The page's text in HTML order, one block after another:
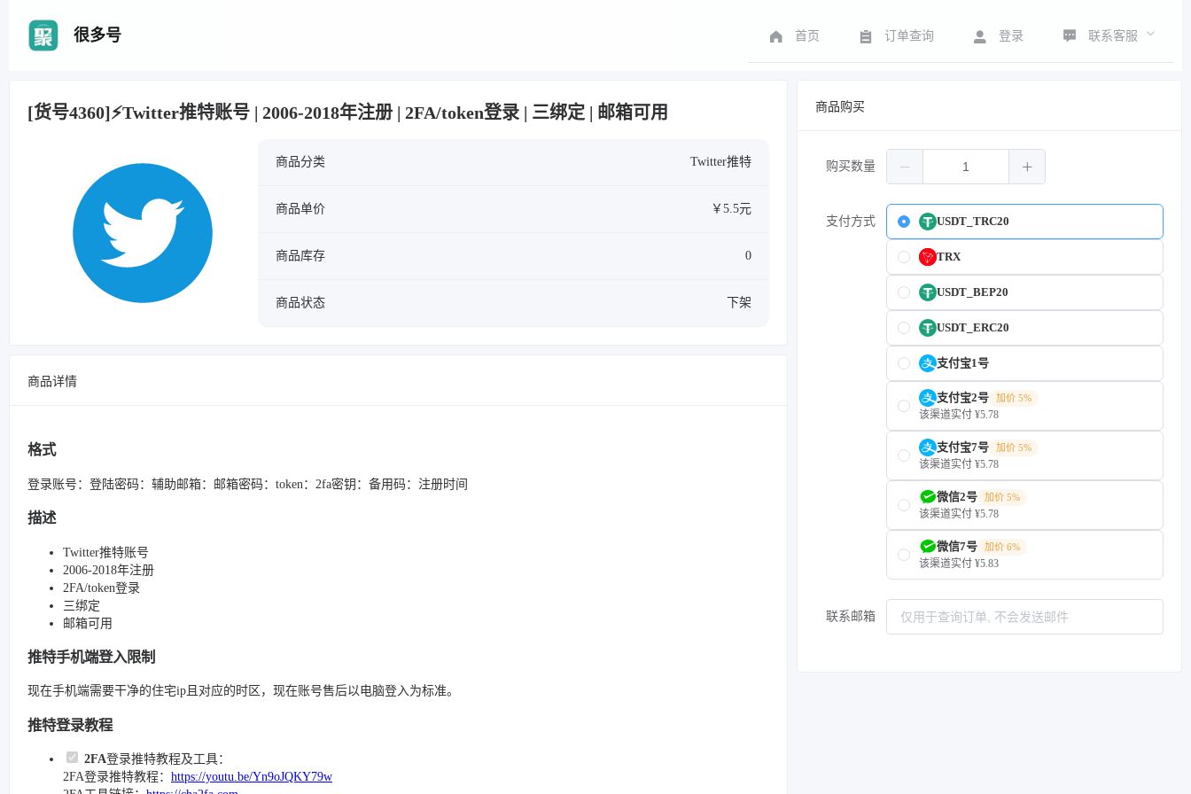
很多号 首页 订单查询 登录 联系客服
[货号4360]⚡Twitter推特账号 | 2006-2018年注册 | 2FA/token登录 | 三绑定 | 邮箱可用
商品分类 Twitter推特
商品单价 ￥5.5元
商品库存 0
商品状态 下架
商品详情
格式
登录账号：登陆密码：辅助邮箱：邮箱密码：token：2fa密钥：备用码：注册时间
描述
Twitter推特账号
2006-2018年注册
2FA/token登录
三绑定
邮箱可用
推特手机端登入限制
现在手机端需要干净的住宅ip且对应的时区，现在账号售后以电脑登入为标准。
推特登录教程
2FA登录推特教程及工具：
2FA登录推特教程： https://youtu.be/Yn9oJQKY79w
商品购买
购买数量
支付方式 USDT_TRC20
TRX
USDT_BEP20
USDT_ERC20
支付宝1号
支付宝2号 加价 5%
该渠道实付 ¥5.78
支付宝7号 加价 5%
该渠道实付 ¥5.78
微信2号 加价 5%
该渠道实付 ¥5.78
微信7号 加价 6%
该渠道实付 ¥5.83
联系邮箱